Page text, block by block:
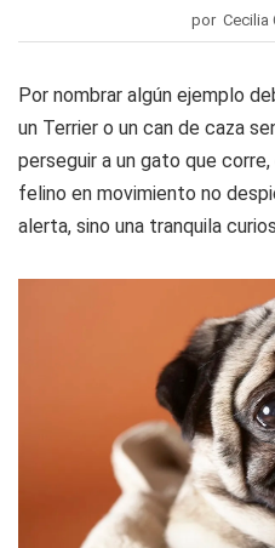
por Cecilia
Por nombrar algún ejemplo
un Terrier o un can de caza
perseguir a un gato que
felino en movimiento no
alerta, sino una tranquila